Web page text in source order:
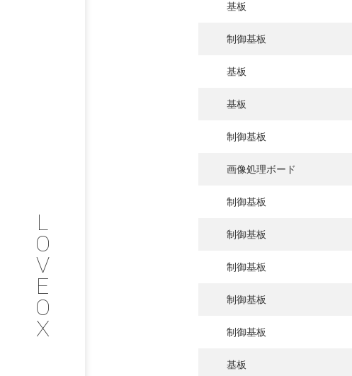
L
O
V
E
O
X
PHILOSOPHY
COMPANY
PROFILE
SERVICE
INTERVIEW
お問い合わせ
基板
制御基板
基板
基板
制御基板
画像処理ボード
制御基板
制御基板
制御基板
制御基板
制御基板
基板